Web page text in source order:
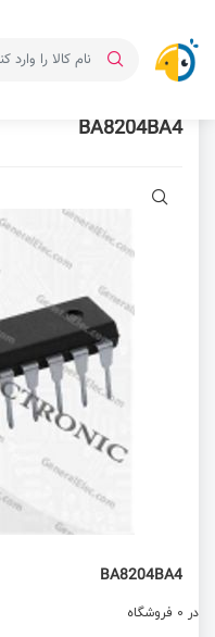
BA8204BA4
BA8204BA4
در 0 فروشگاه